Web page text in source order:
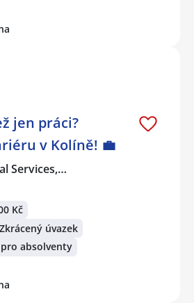
jen práci?
v Kolíně! 💼
Services,…
Kč
úvazek
absolventy